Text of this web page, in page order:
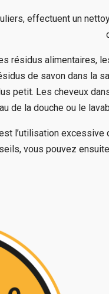
effectuent un
résidus
de savon dans la
petit. Les cheveux
de la douche ou le
l’utilisation
vous pouvez